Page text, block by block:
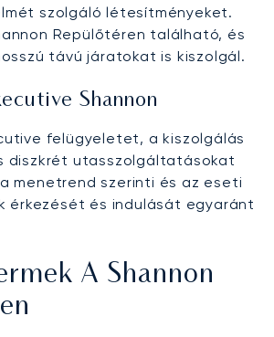
szolgáló létesítményeket.
Repülőtéren található, és
távú járatokat is kiszolgál.
Shannon
felügyeletet, a kiszolgálás
diszkrét utasszolgáltatásokat
menetrend szerinti és az eseti
érkezését és indulását egyaránt
A Shannon